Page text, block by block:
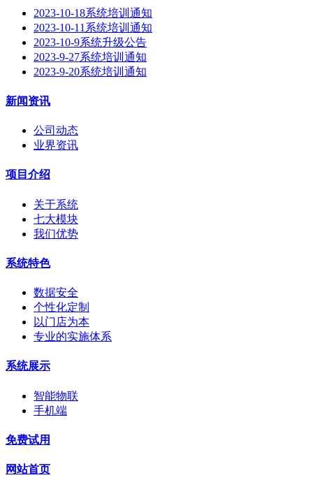
2023-10-18系统培训通知
2023-10-11系统培训通知
2023-10-9系统升级公告
2023-9-27系统培训通知
2023-9-20系统培训通知
新闻资讯
公司动态
业界资讯
项目介绍
关于系统
七大模块
我们优势
系统特色
数据安全
个性化定制
以门店为本
专业的实施体系
系统展示
智能物联
手机端
免费试用
网站首页